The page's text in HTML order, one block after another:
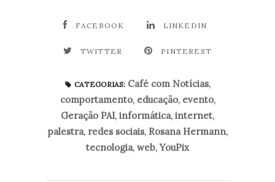
FACEBOOK LINKEDIN
TWITTER PINTEREST
CATEGORIAS: Café com Notícias,
comportamento, educação, evento,
Geração PAI, informática, internet,
palestra, redes sociais, Rosana Hermann,
tecnologia, web,YouPix